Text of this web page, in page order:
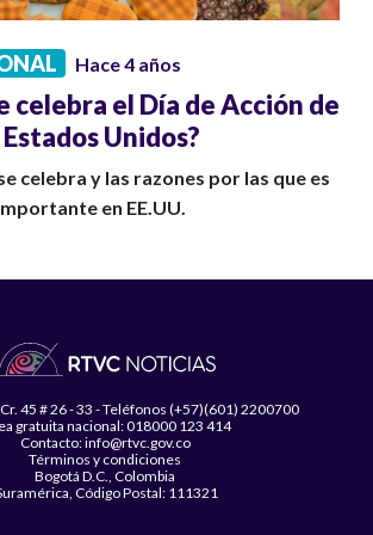
Hace 4 años
celebra el Día de Acción de
Unidos?
celebra y las razones por las que es
en EE.UU.
45 # 26 - 33 - Teléfonos (+57)(601) 2200700
gratuita nacional: 018000 123 414
Contacto: info@rtvc.gov.co
Términos y condiciones
Bogotá D.C., Colombia
Código Postal: 111321